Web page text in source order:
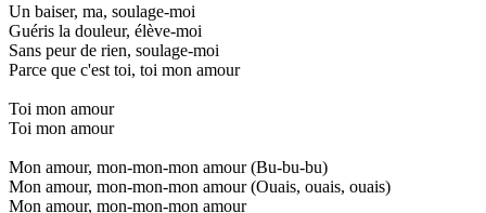
Un baiser, ma, soulage-moi
Guéris la douleur, élève-moi
Sans peur de rien, soulage-moi
Parce que c'est toi, toi mon amour
Toi mon amour
Toi mon amour
Mon amour, mon-mon-mon amour (Bu-bu-bu)
Mon amour, mon-mon-mon amour (Ouais, ouais, ouais)
Mon amour, mon-mon-mon amour